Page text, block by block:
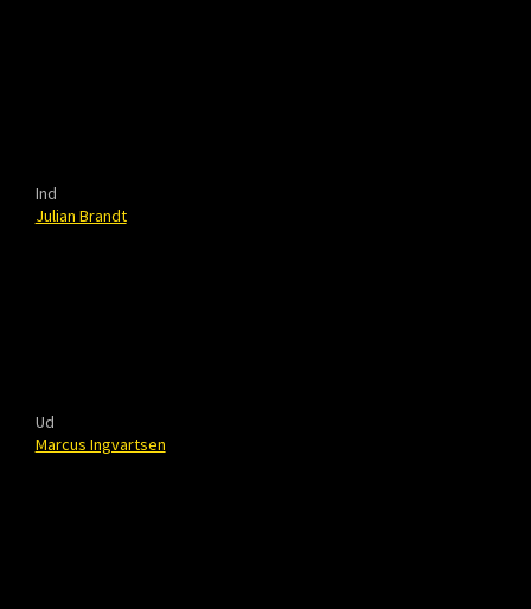
Ind
Julian Brandt
Ud
Marcus Ingvartsen